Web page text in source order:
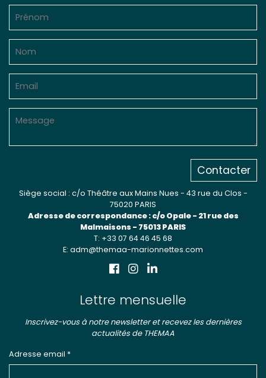
Contacter
Siège social : c/o Théâtre aux Mains Nues - 43 rue du Clos -
75020 PARIS
Adresse de correspondance : c/o Opale - 21 rue des
Malmaisons - 75013 PARIS
T: +33 07 64 46 45 68
E: adm@themaa-marionnettes.com
Lettre mensuelle
Inscrivez-vous à notre newsletter et recevez les dernières
actualités de THEMAA
Adresse email *